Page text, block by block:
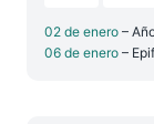
02 de enero –
06 de enero –